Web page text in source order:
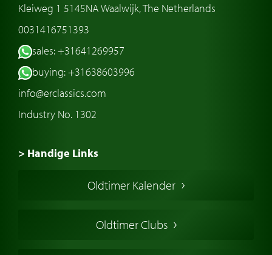
Kleiweg 1 5145NA Waalwijk, The Netherlands
0031416751393
sales: +31641269957
buying: +31638603996
info@erclassics.com
Industry No. 1302
> Handige Links
Amerikaanse oldtimers
Oldtimer Kalender
Oldtimer Clubs